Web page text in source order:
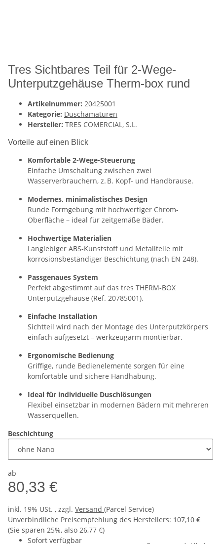
Tres Sichtbares Teil für 2-Wege-
Unterputzgehäuse Therm-box rund
Artikelnummer: 20425001
Kategorie: Duschamaturen
Hersteller: TRES COMERCIAL, S.L.
Vorteile auf einen Blick
Komfortable 2-Wege-Steuerung
Einfache Umschaltung zwischen zwei
Wasserverbrauchern, z. B. Kopf- und Handbrause.
Modernes, minimalistisches Design
Runde Formgebung mit hochwertiger Chrom-
Oberfläche – ideal für zeitgemäße Bäder.
Hochwertige Materialien
Langlebiger ABS-Kunststoff und Metallteile mit
korrosionsbeständiger Beschichtung (nach EN 248).
Passgenaues System
Perfekt abgestimmt auf das tres THERM-BOX
Unterputzgehäuse (Ref. 20785001).
Einfache Installation
Sichtteil wird nach der Montage des Unterputzkörpers
einfach aufgesetzt – werkzeugarm montierbar.
Ergonomische Bedienung
Griffige, runde Bedienelemente sorgen für eine
komfortable und sichere Handhabung.
Ideal für individuelle Duschlösungen
Flexibel einsetzbar in modernen Bädern mit mehreren
Wasserquellen.
Beschichtung
ab
80,33 €
inkl. 19% USt. , zzgl. Versand (Parcel Service)
Unverbindliche Preisempfehlung des Herstellers: 107,10 €
(Sie sparen 25%, also 26,77 €)
Sofort verfügbar